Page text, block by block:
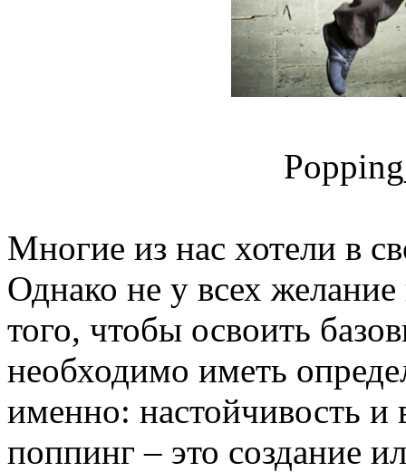
Многие из нас хотели в
Однако не у всех
того, чтобы освоить
необходимо иметь
именно: настойчивость
поппинг – это создание